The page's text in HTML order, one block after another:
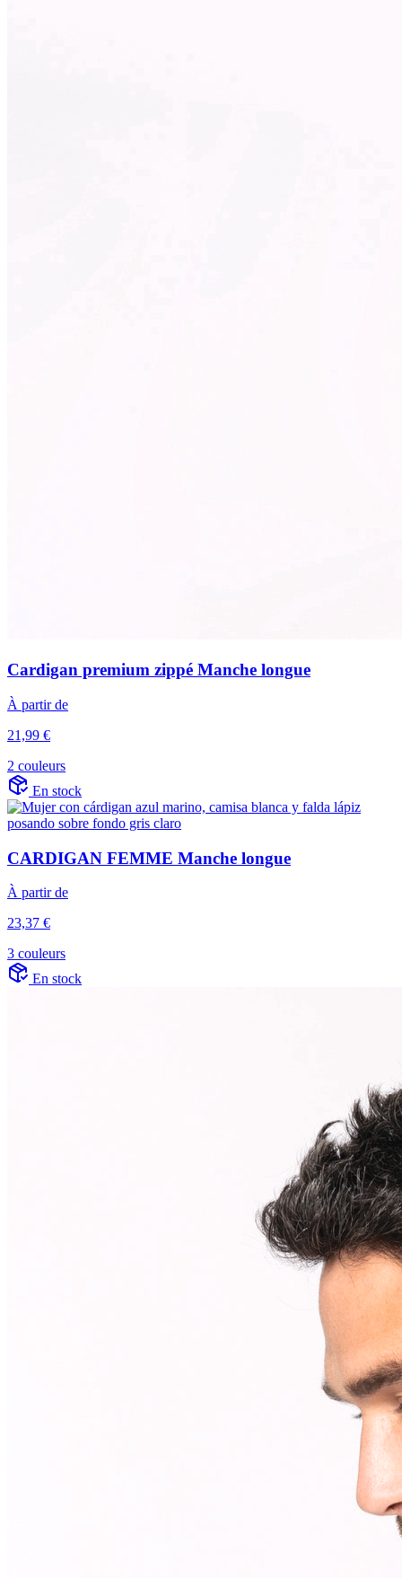
Cardigan premium zippé Manche longue
À partir de
21,99 €
2 couleurs
En stock
CARDIGAN FEMME Manche longue
À partir de
23,37 €
3 couleurs
En stock